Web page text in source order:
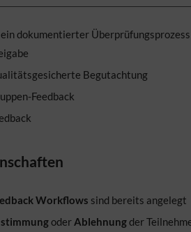
dokumentierter
Begutachtung
Feedback
Workflows sind bereits angelegt
oderAblehnungder